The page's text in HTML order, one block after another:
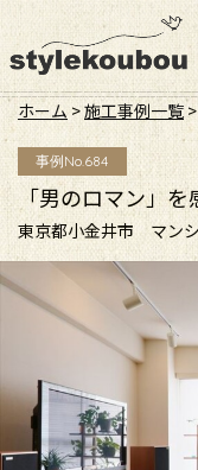
ホーム >施工事例一覧>
事例No.684
「男のロマン」を
東京都小金井市 マン